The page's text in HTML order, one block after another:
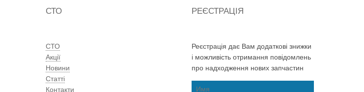
СТО
СТО
Акції
Новини
Статті
Контакти
РЕЄСТРАЦІЯ
Реєстрація дає Вам додаткові знижки
і можливість отримання повідомлень
про надходження нових запчастин